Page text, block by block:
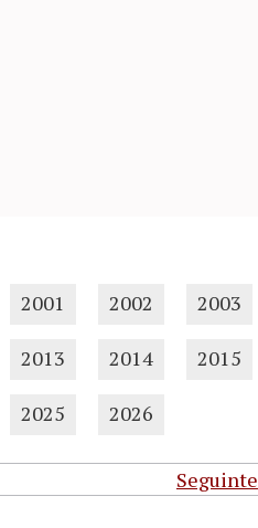
2001 2002 2003
2013 2014 2015
2025 2026
Seguinte